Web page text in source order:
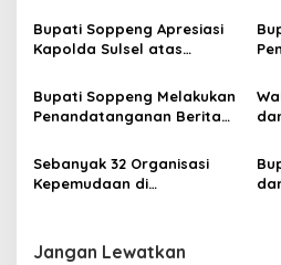
o
Umpungeng Pada Acara
Pesta Adat Panen Raya
Tahun 2024
Bupati Soppeng Apresiasi
Kapolda Sulsel atas
Masyarakat
Bupati Soppeng Melakukan
Penandatanganan Berita
Ranperda Pembangunan
Tahun 2025-2045
Sebanyak 32 Organisasi
Kepemudaan di
Kapasitas Pemuda dan
Jangan Lewatkan